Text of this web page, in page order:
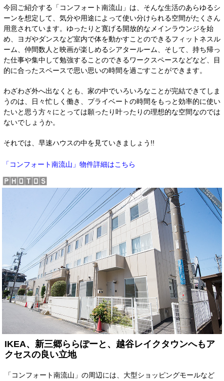
今回ご紹介する「コンフォート南流山」は、そんな生活のあらゆるシ
ーンを想定して、気分や用途によって使い分けられる空間がたくさん
用意されています。ゆったりと寛げる開放的なメインラウンジを始
め、ヨガやダンスなど室内で体を動かすことのできるフィットネスル
ーム、仲間数人と映画が楽しめるシアタールーム、そして、持ち帰っ
た仕事や集中して勉強することのできるワークスペースなどなど、目
的に合ったスペースで思い思いの時間を過ごすことができます。
わざわざ外へ出なくとも、家の中でいろいろなことが完結できてしま
うのは、日々忙しく働き、プライベートの時間をもっと効率的に使い
たいと思う方々にとっては願ったり叶ったりの理想的な空間なのでは
ないでしょうか。
それでは、早速ハウスの中を見ていきましょう!!
「コンフォート南流山」 物件詳細はこちら
IKEA、新三郷ららぽーと、越谷レイクタウンへもア
クセスの良い立地
「コンフォート南流山」の周辺には、大型ショッピングモールなど